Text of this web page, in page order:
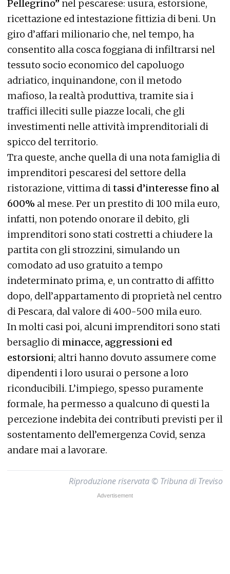
Pellegrino” nel pescarese: usura, estorsione,
ricettazione ed intestazione fittizia di beni. Un
giro d’affari milionario che, nel tempo, ha
consentito alla cosca foggiana di infiltrarsi nel
tessuto socio economico del capoluogo
adriatico, inquinandone, con il metodo
mafioso, la realtà produttiva, tramite sia i
traffici illeciti sulle piazze locali, che gli
investimenti nelle attività imprenditoriali di
spicco del territorio.
Tra queste, anche quella di una nota famiglia di
imprenditori pescaresi del settore della
ristorazione, vittima ditassi d’interesse fino al
600% al mese. Per un prestito di 100 mila euro,
infatti, non potendo onorare il debito, gli
imprenditori sono stati costretti a chiudere la
partita con gli strozzini, simulando un
comodato ad uso gratuito a tempo
indeterminato prima, e, un contratto di affitto
dopo, dell’appartamento di proprietà nel centro
di Pescara, dal valore di 400-500 mila euro.
In molti casi poi, alcuni imprenditori sono stati
bersaglio diminacce, aggressioni ed
estorsioni; altri hanno dovuto assumere come
dipendenti i loro usurai o persone a loro
riconducibili. L’impiego, spesso puramente
formale, ha permesso a qualcuno di questi la
percezione indebita dei contributi previsti per il
sostentamento dell’emergenza Covid, senza
andare mai a lavorare.
Riproduzione riservata © Tribuna di Treviso